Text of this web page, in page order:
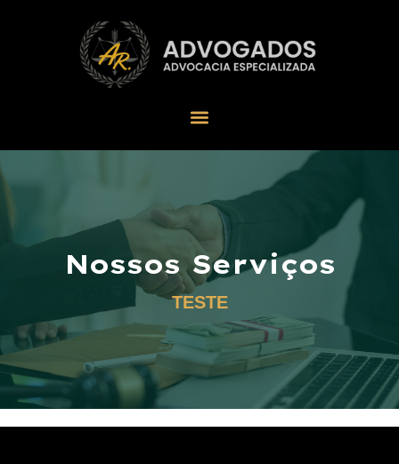
Nossos Serviços
TESTE